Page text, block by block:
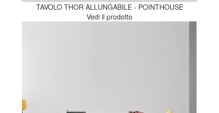
TAVOLO THOR ALLUNGABILE - POINTHOUSE
Vedi il prodotto